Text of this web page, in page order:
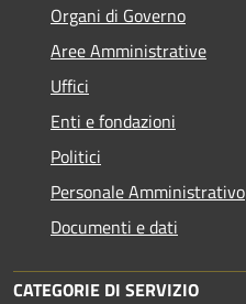
Organi di Governo
Aree Amministrative
Uffici
Enti e fondazioni
Politici
Personale Amministrativo
Documenti e dati
CATEGORIE DI SERVIZIO